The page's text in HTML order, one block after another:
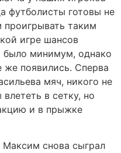
футболисты готовы не
таким
игре шансов
было минимум, однако
же появились. Сперва
мяч, никого не
в сетку, но
и в прыжке
Максим снова сыграл